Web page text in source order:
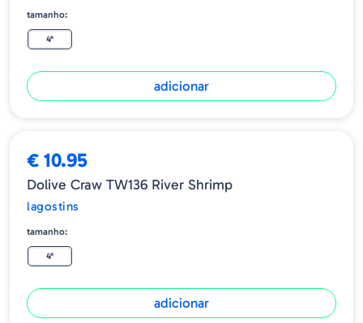
tamanho:
4"
adicionar
€ 10.95
Dolive Craw TW136 River Shrimp
lagostins
tamanho:
4"
adicionar